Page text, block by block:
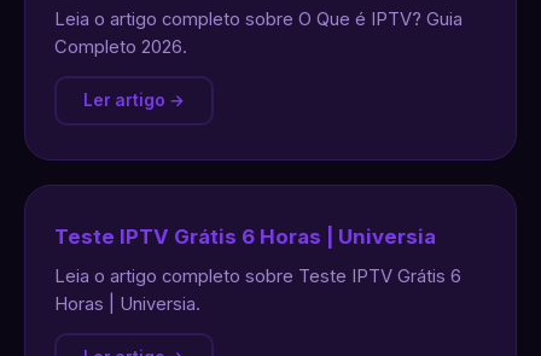
Leia o artigo completo sobre O Que é IPTV? Guia
Completo 2026.
Ler artigo →
Teste IPTV Grátis 6 Horas | Universia
Leia o artigo completo sobre Teste IPTV Grátis 6
Horas | Universia.